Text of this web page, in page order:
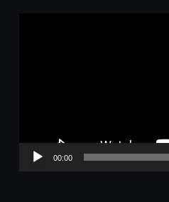
00:00